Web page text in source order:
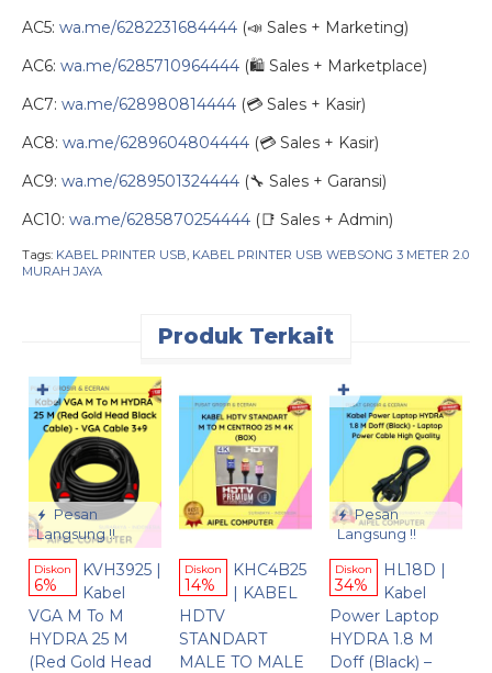
AC5: wa.me/6282231684444 (📣 Sales + Marketing)
AC6: wa.me/6285710964444 (🛍️ Sales + Marketplace)
AC7: wa.me/628980814444 (💳 Sales + Kasir)
AC8: wa.me/6289604804444 (💳 Sales + Kasir)
AC9: wa.me/6289501324444 (🔧 Sales + Garansi)
AC10: wa.me/6285870254444 (📑 Sales + Admin)
Tags: KABEL PRINTER USB KABEL PRINTER USB WEBSONG 3 METER 2.0
MURAH JAYA
Produk Terkait
Pesan
Langsung !!
Diskon
6%
KVH3925 |
Kabel
VGA M To M
HYDRA 25 M
(Red Gold Head
✚
Diskon
14%
KHC4B25
| KABEL
HDTV
STANDART
MALE TO MALE
Pesan
Langsung !!
Diskon
34%
HL18D |
Kabel
Power Laptop
HYDRA 1.8 M
Doff (Black) –
✚